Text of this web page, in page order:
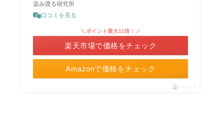
染み渡る研究所
口コミを見る
Amazonで価格をチェック
＼ポイント最大11倍！／
楽天市場で価格をチェック
ポチップ